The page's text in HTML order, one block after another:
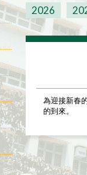
2026
為迎接新春
的到來。